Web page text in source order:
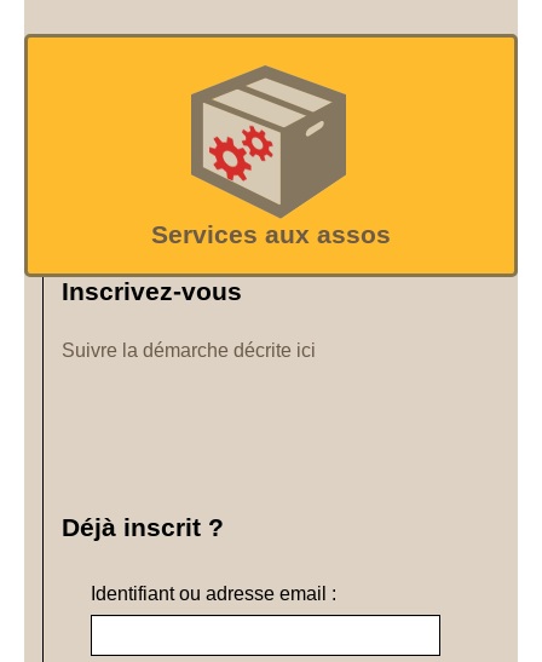
Services aux assos
Inscrivez-vous
Suivre la démarche décrite ici
Déjà inscrit ?
Identifiant ou adresse email :